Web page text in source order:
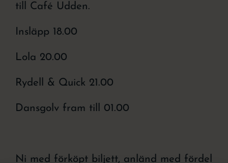
till Café Udden.
Insläpp 18.00
Lola 20.00
Rydell & Quick 21.00
Dansgolv fram till 01.00
Ni med förköpt biljett, anländ med fördel